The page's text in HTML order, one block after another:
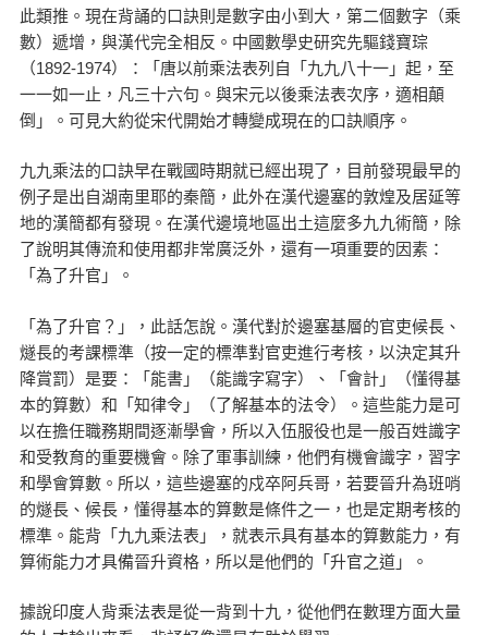
此類推。現在背誦的口訣則是數字由小到大，第二個數字（乘
數）遞增，與漢代完全相反。中國數學史研究先驅錢寶琮
（1892-1974）：「唐以前乘法表列自「九九八十一」起，至
一一如一止，凡三十六句。與宋元以後乘法表次序，適相顛
倒」。可見大約從宋代開始才轉變成現在的口訣順序。
九九乘法的口訣早在戰國時期就已經出現了，目前發現最早的
例子是出自湖南里耶的秦簡，此外在漢代邊塞的敦煌及居延等
地的漢簡都有發現。在漢代邊境地區出土這麼多九九術簡，除
了說明其傳流和使用都非常廣泛外，還有一項重要的因素：
「為了升官」。
「為了升官？」，此話怎說。漢代對於邊塞基層的官吏候長、
燧長的考課標準（按一定的標準對官吏進行考核，以決定其升
降賞罰）是要：「能書」（能識字寫字）、「會計」（懂得基
本的算數）和「知律令」（了解基本的法令）。這些能力是可
以在擔任職務期間逐漸學會，所以入伍服役也是一般百姓識字
和受教育的重要機會。除了軍事訓練，他們有機會識字，習字
和學會算數。所以，這些邊塞的戍卒阿兵哥，若要晉升為班哨
的燧長、候長，懂得基本的算數是條件之一，也是定期考核的
標準。能背「九九乘法表」，就表示具有基本的算數能力，有
算術能力才具備晉升資格，所以是他們的「升官之道」。
據說印度人背乘法表是從一背到十九，從他們在數理方面大量